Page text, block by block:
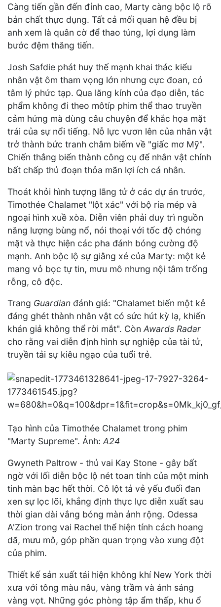
Càng tiến gần đến đỉnh cao, Marty càng bộc lộ rõ
bản chất thực dụng. Tất cả mối quan hệ đều bị
anh xem là quân cờ để thao túng, lợi dụng làm
bước đệm thăng tiến.
Josh Safdie phát huy thế mạnh khai thác kiểu
nhân vật ôm tham vọng lớn nhưng cực đoan, có
tâm lý phức tạp. Qua lăng kính của đạo diễn, tác
phẩm không đi theo môtíp phim thể thao truyền
cảm hứng mà dùng câu chuyện để khắc họa mặt
trái của sự nổi tiếng. Nỗ lực vươn lên của nhân vật
trở thành bức tranh châm biếm về "giấc mơ Mỹ".
Chiến thắng biến thành công cụ để nhân vật chính
bất chấp thủ đoạn thỏa mãn lợi ích cá nhân.
Thoát khỏi hình tượng lãng tử ở các dự án trước,
Timothée Chalamet "lột xác" với bộ ria mép và
ngoại hình xuề xòa. Diễn viên phải duy trì nguồn
năng lượng bùng nổ, nói thoại với tốc độ chóng
mặt và thực hiện các pha đánh bóng cường độ
mạnh. Anh bộc lộ sự giằng xé của Marty: một kẻ
mang vỏ bọc tự tin, mưu mô nhưng nội tâm trống
rỗng, cô độc.
Trang Guardian đánh giá: "Chalamet biến một kẻ
đáng ghét thành nhân vật có sức hút kỳ lạ, khiến
khán giả không thể rời mắt". Còn Awards Radar
cho rằng vai diễn định hình sự nghiệp của tài tử,
truyền tải sự kiêu ngạo của tuổi trẻ.
Tạo hình của Timothée Chalamet trong phim
"Marty Supreme". Ảnh:A24
Gwyneth Paltrow - thủ vai Kay Stone - gây bất
ngờ với lối diễn bộc lộ nét toan tính của một minh
tinh màn bạc hết thời. Cô lột tả vẻ yếu đuối đan
xen sự lọc lõi, khẳng định thực lực diễn xuất sau
thời gian dài vắng bóng màn ảnh rộng. Odessa
A'Zion trong vai Rachel thể hiện tính cách hoang
dã, mưu mô, góp phần quan trọng vào xung đột
của phim.
Thiết kế sản xuất tái hiện không khí New York thời
xưa với tông màu nâu, vàng trầm và ánh sáng
vàng vọt. Những góc phòng tập ẩm thấp, khu ổ